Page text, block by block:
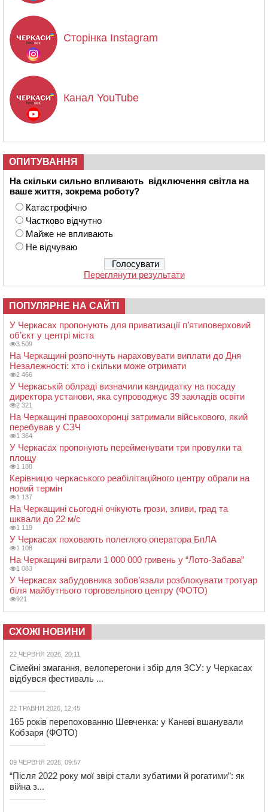
Сторінка Instagram
Канал YouTube
ОПИТУВАННЯ
На скільки сильно впливають відключення світла на
ваше життя, зокрема роботу?
Катастрофічно
Частково відчутно
Майже не впливають
Не відчуваю
Переглянути результати
ПОПУЛЯРНЕ НА САЙТІ
У Черкасах пропонують для приватизації п’ятиповерховий
об’єкт у центрі міста
3 509
На Черкащині розпочнуть нараховувати виплати до Дня
Незалежності: хто і скільки може отримати
2 466
У Черкаській облраді визначили кандидатку на посаду
директора установи, яка супроводжує 39 закладів освіти
2 321
На Черкащині правоохоронці затримали військового, який
перебував у СЗЧ
1 364
У Черкасах пропонують перейменувати три провулки та
площу
1 188
Керівницю черкаського реабілітаційного центру обрали на
новий термін
1 137
На Черкащині сьогодні очікують грози, зливи, град та
шквали до 22 м/с
1 119
У Черкасах поховають полеглого оператора БпЛА
1 108
На Черкащині виграли 1 000 000 гривень у “Лото-Забава”
1 083
У Черкасах забудовника зобов’язали розблокувати тротуар
біля майбутнього торговельного центру (ФОТО)
921
СХОЖІ НОВИНИ
22 ЧЕРВНЯ 2026, 20:11
Сімейні змагання, велоперегони і збір для ЗСУ: у Черкасах
відбувся фестиваль ...
22 ТРАВНЯ 2026, 12:45
165 років перепохованню Шевченка: у Каневі вшанували
Кобзаря (ФОТО)
09 ЧЕРВНЯ 2026, 09:57
“Після 2022 року мої звірі стали зубатими й рогатими”: як
війна з...